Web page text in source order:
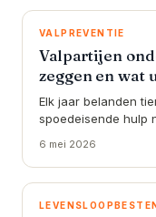
VALPREVENTIE
Valpartijen
zeggen en wat
Elk jaar belanden
spoedeisende hulp
6 mei 2026